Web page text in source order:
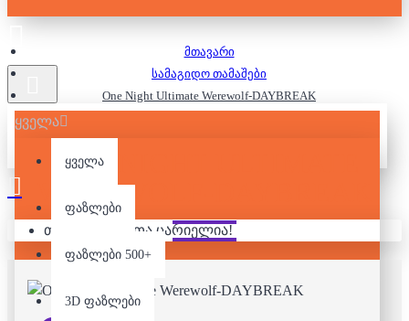
ყველა
ყველა
ფაზლები
ფაზლები 500+
3D ფაზლები
თქვენი კალათა ცარიელია!
მთავარი
სამაგიდო თამაშები
One Night Ultimate Werewolf-DAYBREAK
ONE NIGHT ULTIMATE
WEREWOLF-DAYBREAK